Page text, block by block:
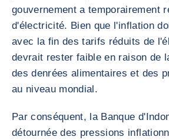
gouvernement a temporairement
d'électricité. Bien que l'inflation
avec la fin des tarifs réduits de
devrait rester faible en raison de
des denrées alimentaires et des
au niveau mondial.
Par conséquent, la Banque
détournée des pressions